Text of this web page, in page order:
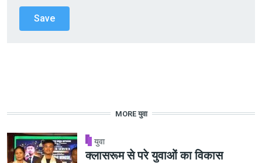
MORE युवा
युवा
क्लासरूम से परे युवाओं का विकास